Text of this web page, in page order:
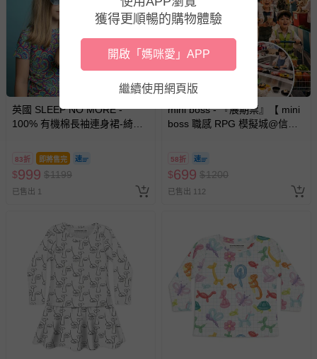
英國 SLEEP NO MORE -
100% 有機棉長袖連身裙-綺麗
83折 即將售完
$999 $1199
已售出 1
mini boss - 『展期票』【 mini
boss 職感 RPG 模擬城@信義
換，依現場梯次安排入場，逾
期作廢) (兒童票(2歲以上)贈一
名陪伴成人)
58折
$699 $1200
已售出 112
獲得更順暢的購物體驗
開啟「媽咪愛」APP
繼續使用網頁版